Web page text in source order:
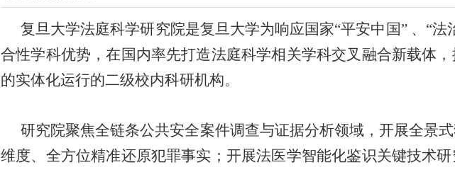
复旦大学法庭科学研究院是复旦大学为响应国家“平安中国” 、“
合性学科优势，在国内率先打造法庭科学相关学科交叉融合新载体
的实体化运行的二级校内科研机构。
研究院聚焦全链条公共安全案件调查与证据分析领域，开展全景
维度、全方位精准还原犯罪事实；开展法医学智能化鉴识关键技术